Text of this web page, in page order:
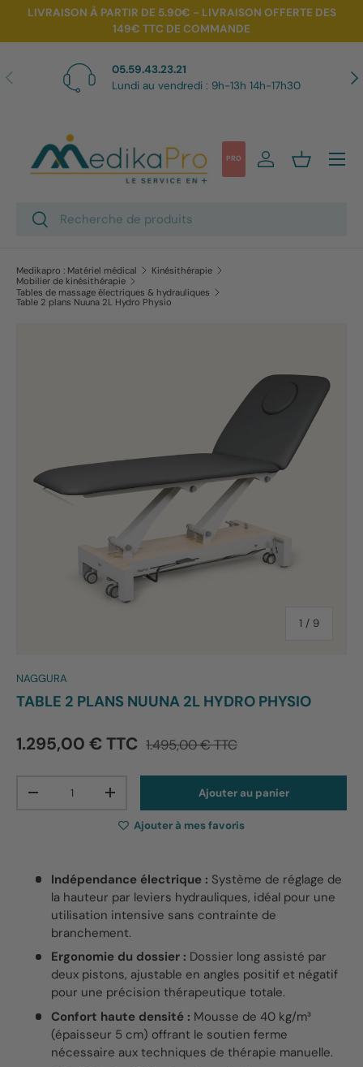
Aller au contenu
LIVRAISON À PARTIR DE 5.90€ - LIVRAISON OFFERTE DES
149€ TTC DE COMMANDE
Précédent
05.59.43.23.21
Lundi au vendredi : 9h-13h 14h-17h30
Recherche
Rechercher
PRO Se connecter
Panier
Menu
Medikapro : Matériel médical
Kinésithérapie
Mobilier de kinésithérapie
Tables de massage électriques & hydrauliques
Table 2 plans Nuuna 2L Hydro Physio
1 / de
9
NAGGURA
TABLE 2 PLANS NUUNA 2L HYDRO PHYSIO
1.295,00 € TTC 1.495,00 € TTC
+ Ajouter au panier
Ajouter à mes favoris
Indépendance électrique : Système de réglage de
la hauteur par leviers hydrauliques, idéal pour une
utilisation intensive sans contrainte de
branchement.
Ergonomie du dossier : Dossier long assisté par
deux pistons, ajustable en angles positif et négatif
pour une précision thérapeutique totale.
Confort haute densité : Mousse de 40 kg/m³
(épaisseur 5 cm) offrant le soutien ferme
nécessaire aux techniques de thérapie manuelle.